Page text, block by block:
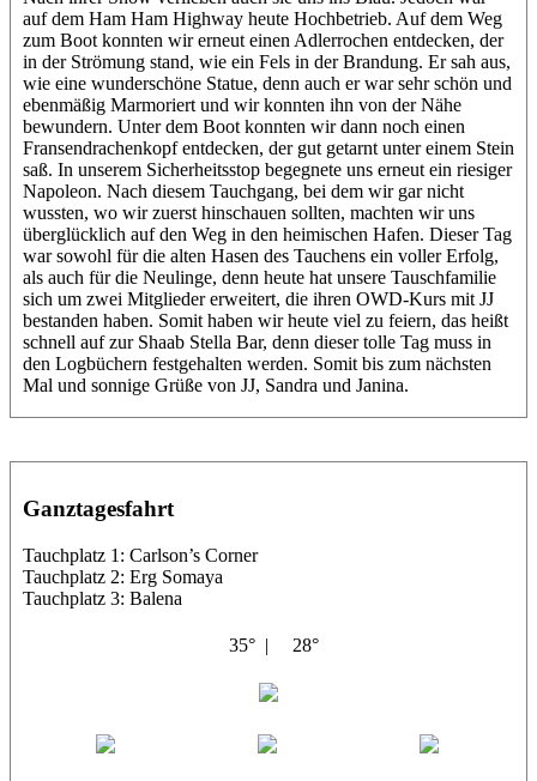
auf dem Ham Ham Highway heute Hochbetrieb. Auf dem Weg
zum Boot konnten wir erneut einen Adlerrochen entdecken, der
in der Strömung stand, wie ein Fels in der Brandung. Er sah aus,
wie eine wunderschöne Statue, denn auch er war sehr schön und
ebenmäßig Marmoriert und wir konnten ihn von der Nähe
bewundern. Unter dem Boot konnten wir dann noch einen
Fransendrachenkopf entdecken, der gut getarnt unter einem Stein
saß. In unserem Sicherheitsstop begegnete uns erneut ein riesiger
Napoleon. Nach diesem Tauchgang, bei dem wir gar nicht
wussten, wo wir zuerst hinschauen sollten, machten wir uns
überglücklich auf den Weg in den heimischen Hafen. Dieser Tag
war sowohl für die alten Hasen des Tauchens ein voller Erfolg,
als auch für die Neulinge, denn heute hat unsere Tauschfamilie
sich um zwei Mitglieder erweitert, die ihren OWD-Kurs mit JJ
bestanden haben. Somit haben wir heute viel zu feiern, das heißt
schnell auf zur Shaab Stella Bar, denn dieser tolle Tag muss in
den Logbüchern festgehalten werden. Somit bis zum nächsten
Mal und sonnige Grüße von JJ, Sandra und Janina.
Ganztagesfahrt
Tauchplatz 1: Carlson’s Corner
Tauchplatz 2: Erg Somaya
Tauchplatz 3: Balena
35° | 28°